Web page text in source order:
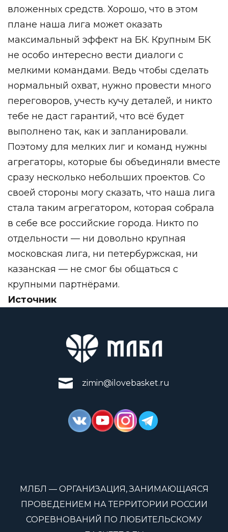
вложенных средств. Хорошо, что в этом
плане наша лига может оказать
максимальный эффект на БК. Крупным БК
не особо интересно вести диалоги с
мелкими командами. Ведь чтобы сделать
нормальный охват, нужно провести много
переговоров, учесть кучу деталей, и никто
тебе не даст гарантий, что всё будет
выполнено так, как и запланировали.
Поэтому для мелких лиг и команд нужны
агрегаторы, которые бы объединяли вместе
сразу несколько небольших проектов. Со
своей стороны могу сказать, что наша лига
стала таким агрегатором, которая собрала
в себе все российские города. Никто по
отдельности — ни довольно крупная
московская лига, ни петербуржская, ни
казанская — не смог бы общаться с
крупными партнёрами.
Источник
zimin@ilovebasket.ru
МЛБЛ — ОРГАНИЗАЦИЯ, ЗАНИМАЮЩАЯСЯ
ПРОВЕДЕНИЕМ НА ТЕРРИТОРИИ РОССИИ
СОРЕВНОВАНИЙ ПО ЛЮБИТЕЛЬСКОМУ